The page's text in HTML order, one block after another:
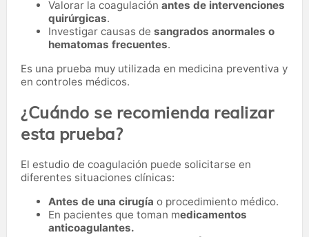
Valorar la coagulación antes de intervenciones
quirúrgicas.
Investigar causas de sangrados anormales o
hematomas frecuentes.
Es una prueba muy utilizada en medicina preventiva y
en controles médicos.
¿Cuándo se recomienda realizar
esta prueba?
El estudio de coagulación puede solicitarse en
diferentes situaciones clínicas:
Antes de una cirugía o procedimiento médico.
En pacientes que toman medicamentos
anticoagulantes.